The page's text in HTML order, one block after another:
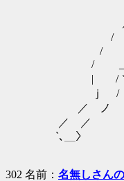
, -''￣ ＿
／ -―
/
/ , ｲ
/ _,
| /
ｊ /
／
／ ／
`､＿
302 名前： 名無しさん